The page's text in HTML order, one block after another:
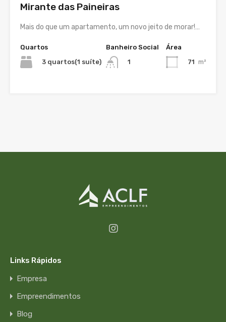
Mirante das Paineiras
Mais do que um apartamento, um novo jeito de morar!…
Quartos
3 quartos(1 suíte)
Banheiro Social
1
Área
71 m²
Links Rápidos
Empresa
Empreendimentos
Blog